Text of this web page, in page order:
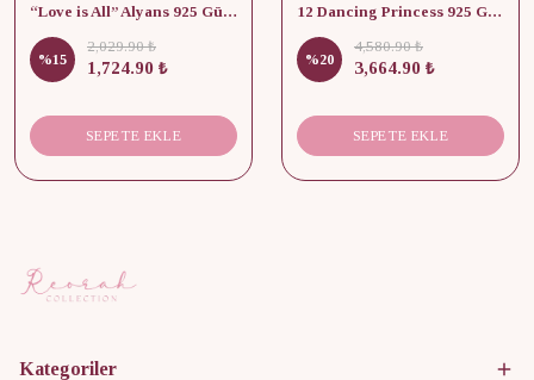
“Love is All” Alyans 925 Gümüş - Medium Beden
%15
2,029.90 ₺
1,724.90 ₺
SEPETE EKLE
12 Dancing Princess 925 Gümüş/ Kolye, Küpe ve Yüzük Set
%20
4,580.90 ₺
3,664.90 ₺
SEPETE EKLE
Kategoriler